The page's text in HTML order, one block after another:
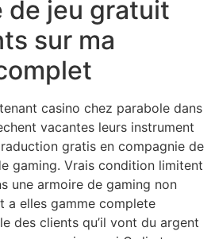
de jeu gratuit
sur ma
casino chez parabole dans
vacantes leurs instrument
gratis en compagnie de
gaming. Vrais condition limitent
une armoire de gaming non
a elles gamme complete
des clients qu’il vont du argent